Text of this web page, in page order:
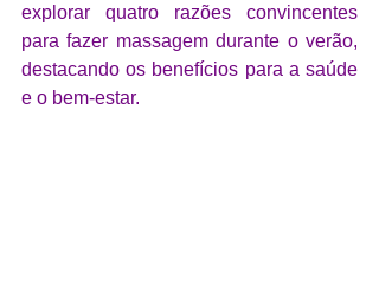
explorar quatro razões convincentes
para fazer massagem durante o verão,
destacando os benefícios para a saúde
e o bem-estar.